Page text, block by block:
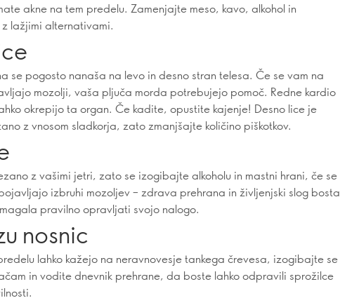
akne na tem predelu. Zamenjajte meso, kavo, alkohol in
lažjimi alternativami.
se pogosto nanaša na levo in desno stran telesa. Če se vam na
mozolji, vaša pljuča morda potrebujejo pomoč. Redne kardio
okrepijo ta organ. Če kadite, opustite kajenje! Desno lice je
z vnosom sladkorja, zato zmanjšajte količino piškotkov.
z vašimi jetri, zato se izogibajte alkoholu in mastni hrani, če se
izbruhi mozoljev – zdrava prehrana in življenjski slog bosta
pravilno opravljati svojo nalogo.
nosnic
lahko kažejo na neravnovesje tankega črevesa, izogibajte se
in vodite dnevnik prehrane, da boste lahko odpravili sprožilce